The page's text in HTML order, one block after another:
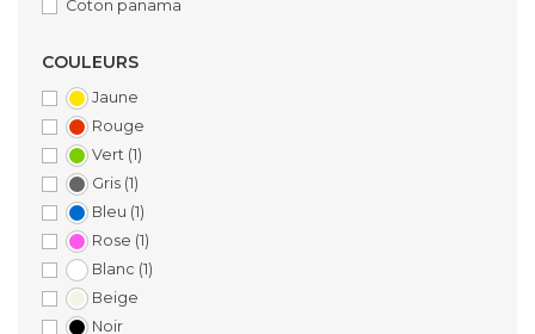
Coton panama
COULEURS
Jaune
Rouge
Vert (1)
Gris (1)
Bleu (1)
Rose (1)
Blanc (1)
Beige
Noir